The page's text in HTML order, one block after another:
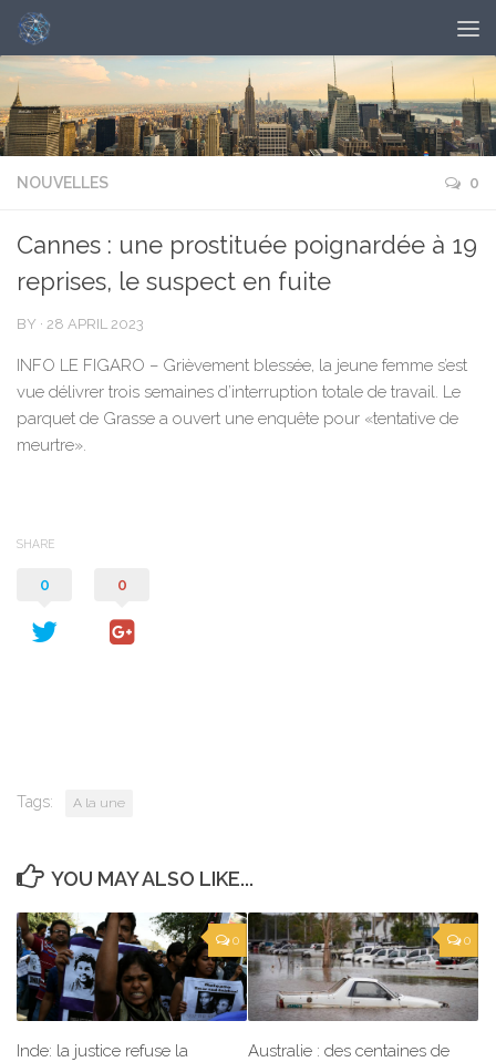
NOUVELLES 0
Cannes : une prostituée poignardée à 19
reprises, le suspect en fuite
BY · 28 APRIL 2023
INFO LE FIGARO – Grièvement blessée, la jeune femme s’est
vue délivrer trois semaines d’interruption totale de travail. Le
parquet de Grasse a ouvert une enquête pour «tentative de
meurtre».
SHARE
0 0
Tags: A la une
YOU MAY ALSO LIKE...
0
Inde: la justice refuse la
0
Australie : des centaines de